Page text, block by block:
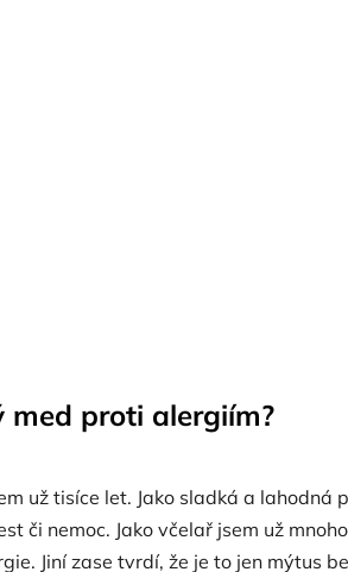
med proti alergiím?
už tisíce let. Jako sladká a lahodná
či nemoc. Jako včelař jsem už
Jiní zase tvrdí, že je to jen mýtus